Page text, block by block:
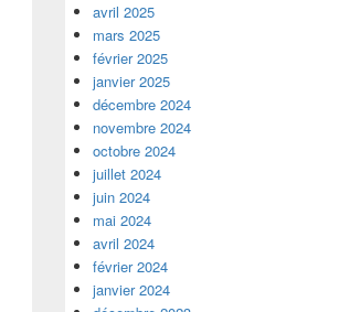
avril 2025
mars 2025
février 2025
janvier 2025
décembre 2024
novembre 2024
octobre 2024
juillet 2024
juin 2024
mai 2024
avril 2024
février 2024
janvier 2024